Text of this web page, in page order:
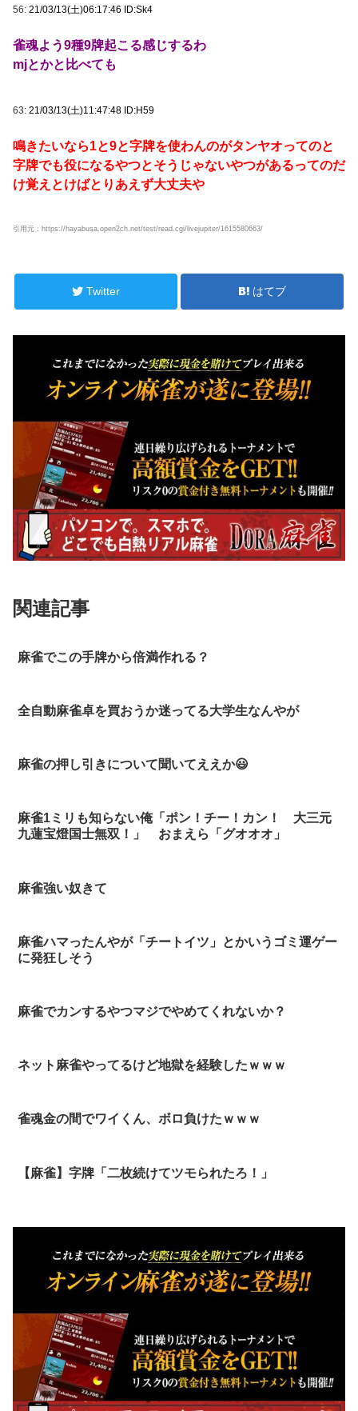
56: 21/03/13(土)06:17:46 ID:Sk4
雀魂よう9種9牌起こる感じするわ
mjとかと比べても
63: 21/03/13(土)11:47:48 ID:H59
鳴きたいなら1と9と字牌を使わんのがタンヤオってのと
字牌でも役になるやつとそうじゃないやつがあるってのだ
け覚えとけばとりあえず大丈夫や
引用元： https://hayabusa.open2ch.net/test/read.cgi/livejupiter/1615580663/
Twitter はてブ
関連記事
麻雀でこの手牌から倍満作れる？
全自動麻雀卓を買おうか迷ってる大学生なんやが
麻雀の押し引きについて聞いてええか😃
麻雀1ミリも知らない俺「ポン！チー！カン！ 大三元
九蓮宝燈国士無双！」 おまえら「グオオオ」
麻雀強い奴きて
麻雀ハマったんやが「チートイツ」とかいうゴミ運ゲー
に発狂しそう
麻雀でカンするやつマジでやめてくれないか？
ネット麻雀やってるけど地獄を経験したｗｗｗ
雀魂金の間でワイくん、ボロ負けたｗｗｗ
【麻雀】字牌「二枚続けてツモられたろ！」